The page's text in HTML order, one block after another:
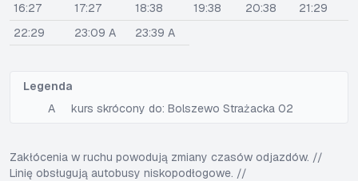
16:27
17:27 18:38 19:38 20:38
21:29
22:29
23:09 A 23:39 A
Legenda
A
kurs skrócony do: Bolszewo Strażacka 02
Zakłócenia w ruchu powodują zmiany czasów odjazdów. //
Linię obsługują autobusy niskopodłogowe. //